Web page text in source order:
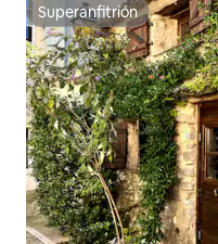
Superanfitrión
Superanfitrión